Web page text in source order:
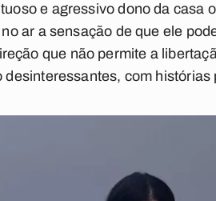
e agressivo dono da casa
ar a sensação de que ele
que não permite a
com histórias